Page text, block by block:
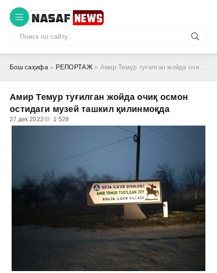
Бош саҳифа» РЕПОРТАЖ» Амир Темур туғилган жойда очиқ осмон остидаги музей ташкил қилинмоқда
Амир Темур туғилган жойда очиқ осмон
остидаги музей ташкил қилинмоқда
27 дек 2022 1 528